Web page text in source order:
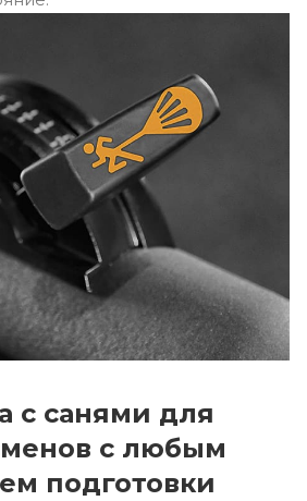
с санями для
с любым
подготовки